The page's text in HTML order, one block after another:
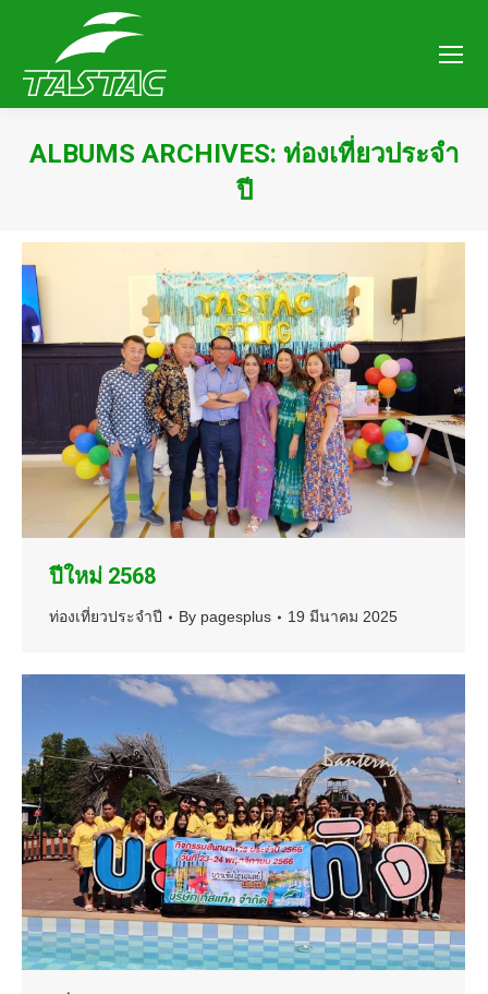
ALBUMS ARCHIVES: ท่องเที่ยวประจำ
ปี
ปีใหม่ 2568
ท่องเที่ยวประจำปี By pagesplus 19 มีนาคม 2025